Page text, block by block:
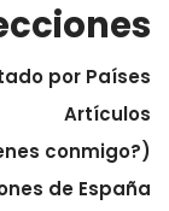
por Países
Artículos
conmigo?)
de España